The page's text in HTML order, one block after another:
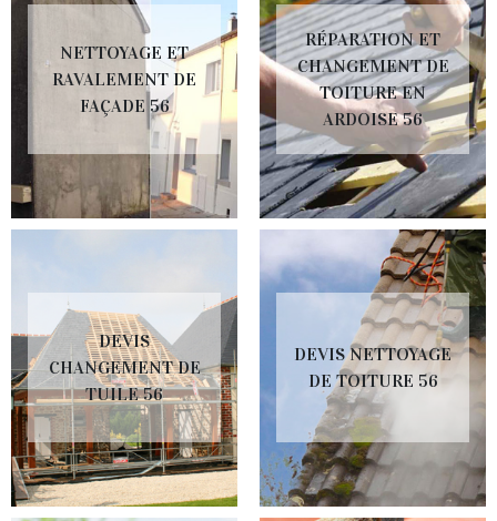
NETTOYAGE ET
RAVALEMENT DE
FAÇADE 56
RÉPARATION ET
CHANGEMENT DE
TOITURE EN
ARDOISE 56
DEVIS
CHANGEMENT DE
TUILE 56
DEVIS NETTOYAGE
DE TOITURE 56